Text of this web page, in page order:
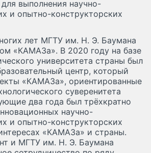
выполнения научно-
и опытно-конструкторских
лет МГТУ им. Н. Э. Баумана
«КАМАЗа». В 2020 году на базе
университета страны был
центр, который
«КАМАЗа», ориентированные
суверенитета
два года был трёхкратно
научно-
и опытно-конструкторских
«КАМАЗа» и страны.
и МГТУ им. Н. Э. Баумана